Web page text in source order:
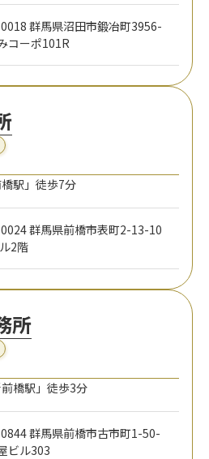
群馬県沼田市鍛冶町3956-
コーポ101R
駅」徒歩7分
群馬県前橋市表町2-13-10
2階
所
橋駅」徒歩3分
群馬県前橋市古市町1-50-
ビル303